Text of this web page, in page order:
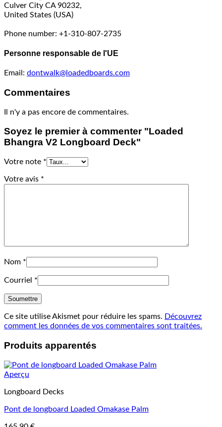
Culver City CA 90232,
United States (USA)
Phone number: +1-310-807-2735
Personne responsable de l'UE
Email: dontwalk@loadedboards.com
Commentaires
Il n'y a pas encore de commentaires.
Soyez le premier à commenter "Loaded
Bhangra V2 Longboard Deck"
Votre note *
Votre avis *
Nom *
Courriel *
Ce site utilise Akismet pour réduire les spams. Découvrez
comment les données de vos commentaires sont traitées.
Produits apparentés
Aperçu
Longboard Decks
Pont de longboard Loaded Omakase Palm